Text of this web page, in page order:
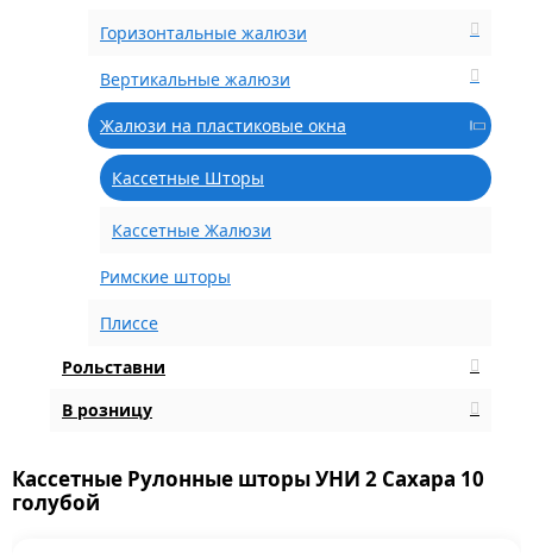
Горизонтальные жалюзи
Вертикальные жалюзи
Жалюзи на пластиковые окна
Кассетные Шторы
Кассетные Жалюзи
Римские шторы
Плиссе
Рольставни
В розницу
Кассетные Рулонные шторы УНИ 2 Сахара 10
голубой